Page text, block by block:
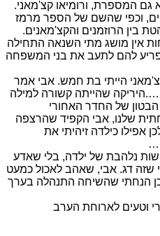
גם המספרת, ורומיאו קצ'מאני.
וכפי שהשם של הספר מרמז
בין הרוזמנים והקצ'מאנים.
אין מושג מתי השנאה התחילה
להם לתעב את בני המשפחה
הייתי בת חמש. אבי אמר
שהייתה קשורה למילה
של החדר האחורי
שלנו, אבי הקפיד שהרצפה
אפילו כילדה זיהיתי את
נלהבת של ילדה, בלי שאדע
שזה דג. אבי, שאהב לאכול כמעט
הנחתי שהשיחה התנהלה בערך
וטעים לארוחת הערב